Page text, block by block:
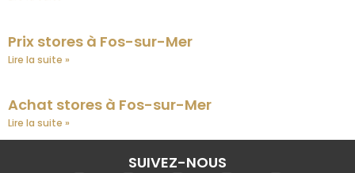
Prix stores à Fos-sur-Mer
Lire la suite »
Achat stores à Fos-sur-Mer
Lire la suite »
SUIVEZ-NOUS